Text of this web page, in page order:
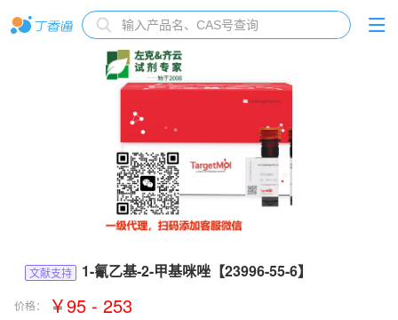
文献支持 1-氰乙基-2-甲基咪唑【23996-55-6】
价格： ￥95 - 253